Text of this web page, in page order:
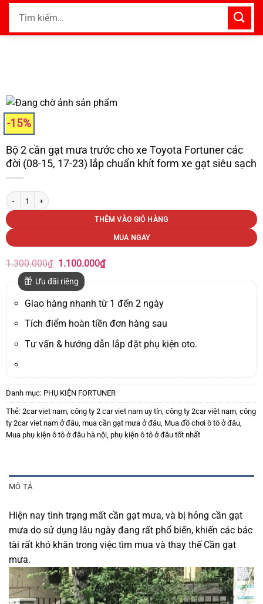
Bỏ
nội
Tìm
-15%
Bộ 2 cần gạt mưa trước cho xe Toyota Fortuner các
đời (08-15, 17-23) lắp chuẩn khít form xe gạt siêu sạch
Bộ 2 cần gạt mưa trước cho xe Toyota Fortuner các đời (08-15, 17-23) lắp
THÊM VÀO GIỎ HÀNG
MUA NGAY
1.300.000₫ Giá
gốc
là:
1.300.000₫.
1.100.000₫Giá
hiện
1.100.000₫.
Ưu đãi riêng
Giao hàng nhanh từ 1 đến 2 ngày
Tích điểm hoàn tiền đơn hàng sau
Tư vấn & hướng dẫn lắp đặt phụ kiện oto.
Danh mục: PHỤ KIỆN FORTUNER
Thẻ: 2car viet nam, công ty 2 car viet nam uy tín, công ty 2car việt nam, công
ty 2car viet nam ở đâu, mua cần gạt mưa ở đâu, Mua đồ chơi ô tô ở đâu,
Mua phụ kiện ô tô ở đâu hà nội, phụ kiện ô tô ở đâu tốt nhất
MÔ TẢ
Hiện nay tình trạng mất cần gạt mưa, và bị hỏng cần gạt
mưa do sử dụng lâu ngày đang rất phổ biến, khiến các bác
tài rất khó khăn trong việc tìm mua và thay thế Cần gạt
mưa.